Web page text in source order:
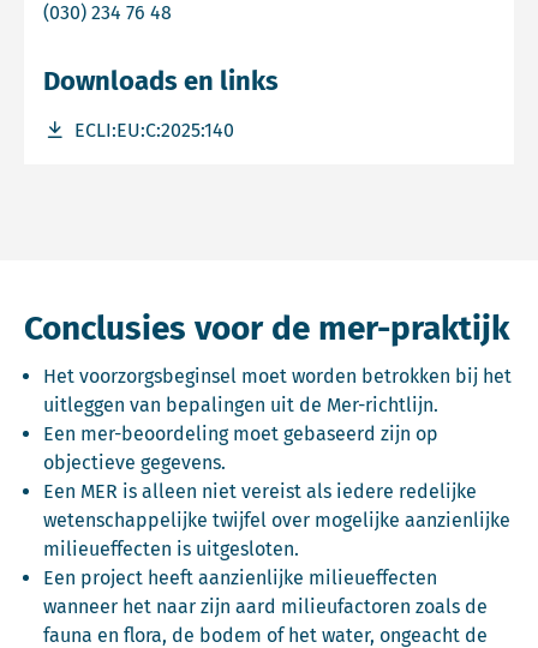
(030) 234 76 48
Downloads en links
ECLI:EU:C:2025:140
Download bestand ECLI:EU:C:2025:140
Conclusies voor de mer-praktijk
Het voorzorgsbeginsel moet worden betrokken bij het
uitleggen van bepalingen uit de Mer-richtlijn.
Een mer-beoordeling moet gebaseerd zijn op
objectieve gegevens.
Een MER is alleen niet vereist als iedere redelijke
wetenschappelijke twijfel over mogelijke aanzienlijke
milieueffecten is uitgesloten.
Een project heeft aanzienlijke milieueffecten
wanneer het naar zijn aard milieufactoren zoals de
fauna en flora, de bodem of het water, ongeacht de